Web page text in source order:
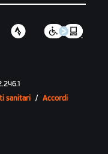
sanitari / Accordi